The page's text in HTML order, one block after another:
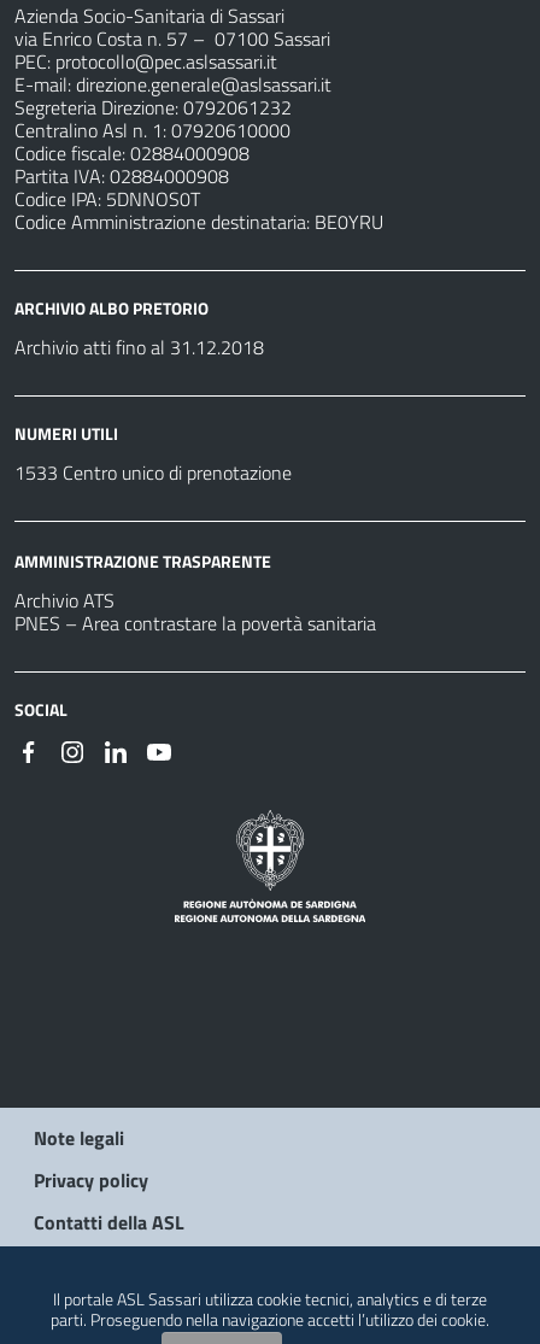
Azienda Socio-Sanitaria di Sassari
via Enrico Costa n. 57 – 07100 Sassari
PEC: protocollo@pec.aslsassari.it
E-mail:direzione.generale@aslsassari.it
Segreteria Direzione: 0792061232
Centralino Asl n. 1: 07920610000
Codice fiscale: 02884000908
Partita IVA: 02884000908
Codice IPA: 5DNNOS0T
Codice Amministrazione destinataria: BE0YRU
ARCHIVIO ALBO PRETORIO
Archivio atti fino al 31.12.2018
NUMERI UTILI
1533 Centro unico di prenotazione
AMMINISTRAZIONE TRASPARENTE
Archivio ATS
PNES – Area contrastare la povertà sanitaria
SOCIAL
Note legali
Privacy policy
Contatti della ASL
Il portale ASL Sassari utilizza cookie tecnici, analytics e di terze
parti. Proseguendo nella navigazione accetti l’utilizzo dei cookie.